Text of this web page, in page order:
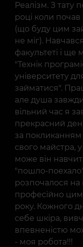
Реалізм. З тату
році коли
(що буду цим
не міг).
факультеті і
"Технік
університету
займатися".
але душа
вільний час я
прекрасний
за покликанням
свого майстра,
може він
"пошло-
розпочалося на
професійно
року. Кожного
себе шкіра,
впевненістю
- моя робота!!!